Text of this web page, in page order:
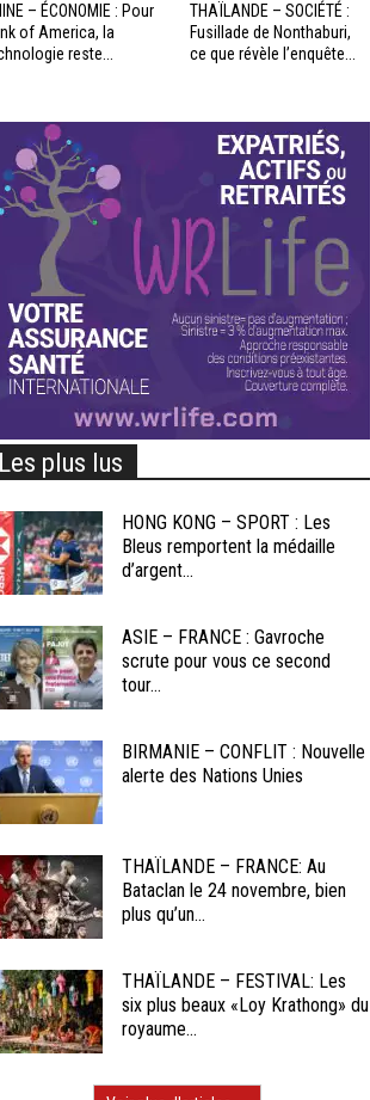
– ÉCONOMIE : Pour
of America, la
reste...
THAÏLANDE – SOCIÉTÉ :
Fusillade de Nonthaburi,
ce que révèle l’enquête...
Les plus lus
HONG KONG – SPORT : Les
Bleus remportent la médaille
d’argent...
ASIE – FRANCE : Gavroche
scrute pour vous ce second
tour...
BIRMANIE – CONFLIT : Nouvelle
alerte des Nations Unies
THAÏLANDE – FRANCE: Au
Bataclan le 24 novembre, bien
plus qu’un...
THAÏLANDE – FESTIVAL: Les
six plus beaux «Loy Krathong» du
royaume...